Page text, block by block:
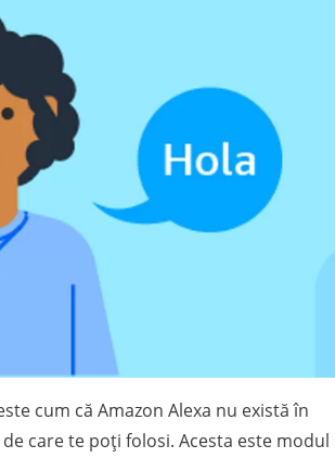
cum că Amazon Alexa nu există în
care te poți folosi. Acesta este modul